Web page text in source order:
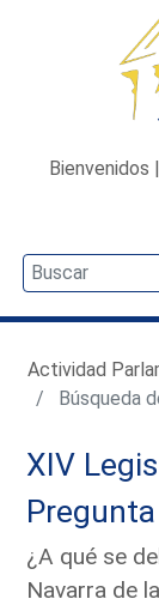
Bienvenidos |
Actividad
Búsqueda
XIV
¿A qué se
Navarra de